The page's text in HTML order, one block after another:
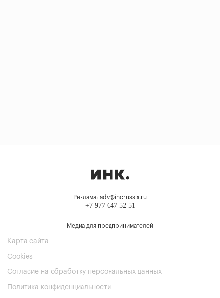
Реклама: adv@incrussia.ru
+7 977 647 52 51
Медиа для предпринимателей
Карта сайта
Cookies
Согласие на обработку персональных данных
Политика конфиденциальности